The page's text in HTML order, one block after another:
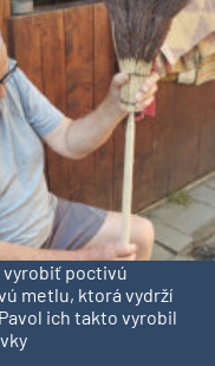
vyrobiť poctivú
metlu, ktorá vydrží
ich takto vyrobil